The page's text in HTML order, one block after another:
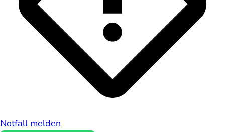
Notfall melden